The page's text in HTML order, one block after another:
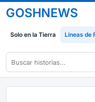
GOSHNEWS
Solo en la Tierra Líneas de